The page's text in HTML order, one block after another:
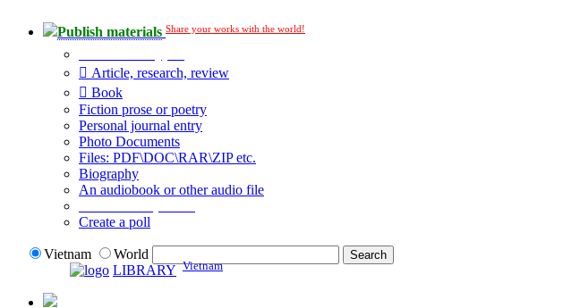
Publish materials Share your works with the world!
Article, research, review
Book
Fiction prose or poetry
Personal journal entry
Photo Documents
Files: PDF\DOC\RAR\ZIP etc.
Biography
An audiobook or other audio file
Create a poll
Vietnam
World
LIBRARY Vietnam